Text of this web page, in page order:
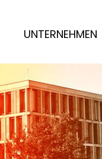
UNTERNEHMEN